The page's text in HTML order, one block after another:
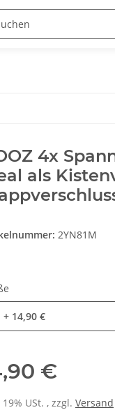
4x
als
2YN81M
+ 14,90 €
€
USt. , zzgl. Versand